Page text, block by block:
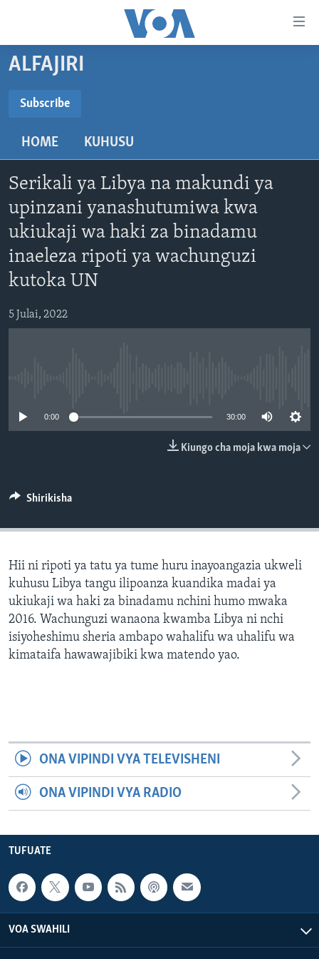
Nenda
habari
Nenda
urambazaji
Nenda
katika
tafuta
KENYA
RWANDA
UGANDA
BURUNDI
AFRIKA
MAREKANI
DUNIA
VIDEO
ZULIA JEKUNDU
VOA EXPRESS 1330 UTC
JIONI 1630 UTC
KWA UNDANI 1800 UTC
MAHOJIANO MAALUM: HABARI POTOFU
TUFUATE
Lugha
ALFAJIRI
Subscribe
Subscribe
HOME KUHUSU
Serikali ya Libya na makundi ya
upinzani yanashutumiwa kwa
ukiukaji wa haki za binadamu
inaeleza ripoti ya wachunguzi
kutoka UN
5 Julai, 2022
0:00 30:00
Kiungo cha moja kwa moja
Shirikisha
Hii ni ripoti ya tatu ya tume huru inayoangazia ukweli
kuhusu Libya tangu ilipoanza kuandika madai ya
ukiukaji wa haki za binadamu nchini humo mwaka
2016. Wachunguzi wanaona kwamba Libya ni nchi
isiyoheshimu sheria ambapo wahalifu wa uhalifu wa
kimataifa hawawajibiki kwa matendo yao.
ONA VIPINDI VYA TELEVISHENI
ONA VIPINDI VYA RADIO
TUFUATE
VOA SWAHILI